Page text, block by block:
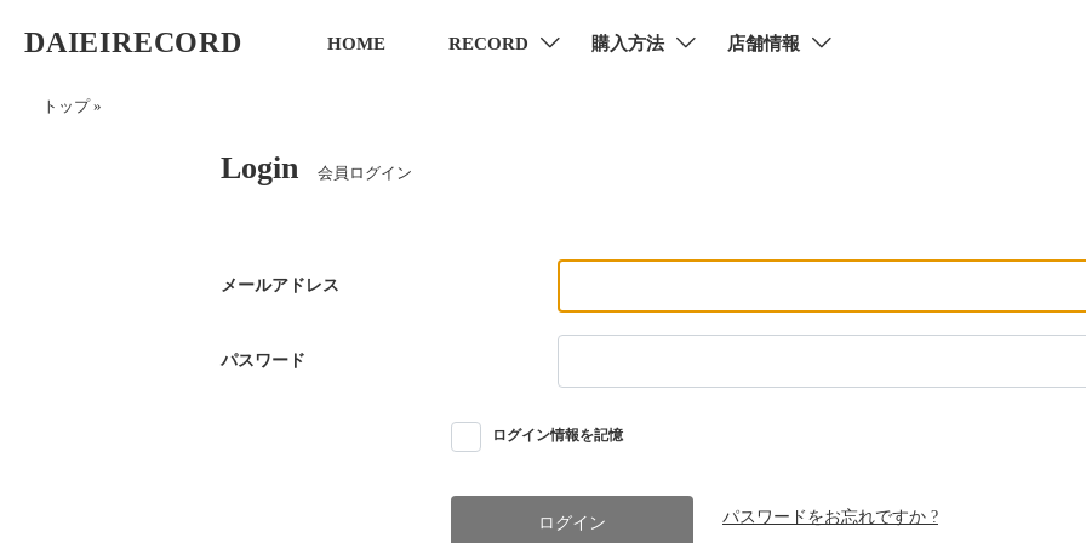
DAIEIRECORD HOME RECORD 購入方法 店舗情報
トップ »
Login 会員ログイン
メールアドレス
パスワード
ログイン情報を記憶
パスワードをお忘れですか ?